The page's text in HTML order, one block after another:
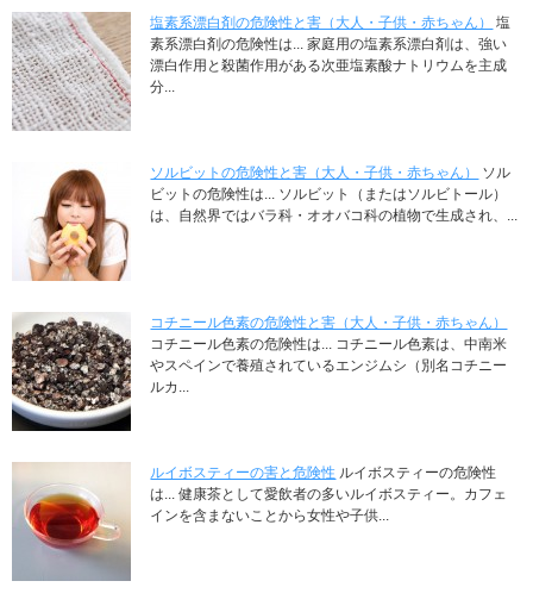
塩素系漂白剤の危険性と害（大人・子供・赤ちゃん）
塩
素系漂白剤の危険性は... 家庭用の塩素系漂白剤は、強い
漂白作用と殺菌作用がある次亜塩素酸ナトリウムを主成
分...
ソルビットの危険性と害（大人・子供・赤ちゃん）
ソル
ビットの危険性は... ソルビット（またはソルビトール）
は、自然界ではバラ科・オオバコ科の植物で生成され、...
コチニール色素の危険性と害（大人・子供・赤ちゃん）
コチニール色素の危険性は... コチニール色素は、中南米
やスペインで養殖されているエンジムシ（別名コチニー
ルカ...
ルイボスティーの害と危険性 ルイボスティーの危険性
は... 健康茶として愛飲者の多いルイボスティー。カフェ
インを含まないことから女性や子供...